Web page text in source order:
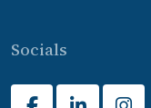
Socials